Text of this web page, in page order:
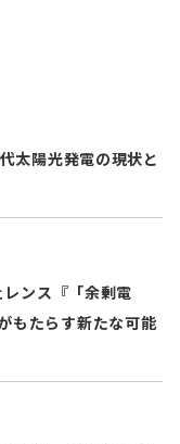
太陽光発電の現状と
ンス『「余剰電
もたらす新たな可能